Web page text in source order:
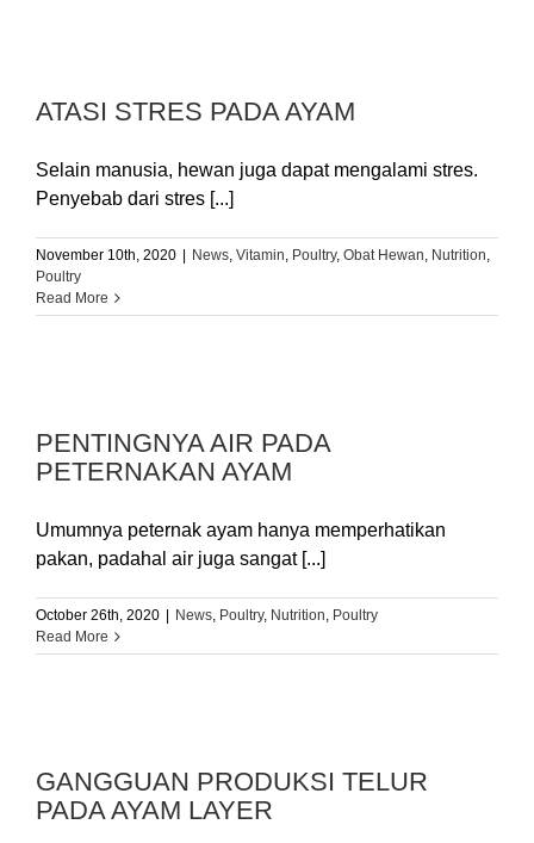
ATASI STRES PADA AYAM
Selain manusia, hewan juga dapat mengalami stres.
Penyebab dari stres [...]
November 10th, 2020 News, Vitamin, Poultry, Obat Hewan, Nutrition,
Poultry
Read More
PENTINGNYA AIR PADA
PETERNAKAN AYAM
Umumnya peternak ayam hanya memperhatikan
pakan, padahal air juga sangat [...]
October 26th, 2020 News, Poultry, Nutrition, Poultry
Read More
GANGGUAN PRODUKSI TELUR
PADA AYAM LAYER